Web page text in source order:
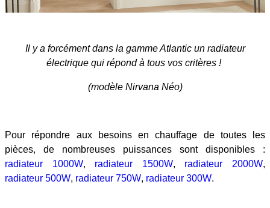
Il y a forcément dans la gamme Atlantic un radiateur
électrique qui répond à tous vos critères !
(modèle Nirvana Néo)
Pour répondre aux besoins en chauffage de toutes les
pièces, de nombreuses puissances sont disponibles :
radiateur 1000W, radiateur 1500W, radiateur 2000W,
radiateur 500W, radiateur 750W, radiateur 300W.